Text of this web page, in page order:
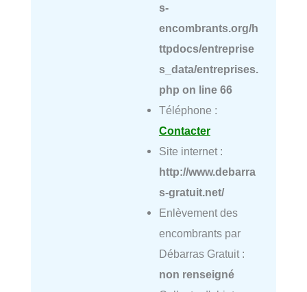
s-
encombrants.org/h
ttpdocs/entreprise
s_data/entreprises.
php on line 66
Téléphone :
Contacter
Site internet :
http://www.debarra
s-gratuit.net/
Enlèvement des
encombrants par
Débarras Gratuit :
non renseigné